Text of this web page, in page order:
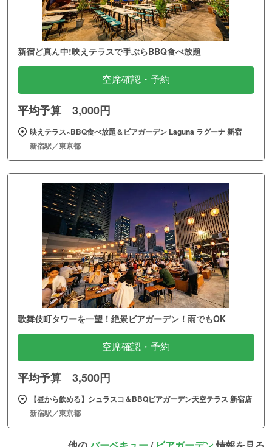
新宿ど真ん中!映えテラスで手ぶらBBQ食べ放題
空席確認・予約
平均予算 3,000円
映えテラス×BBQ食べ放題＆ビアガーデン Laguna ラグーナ 新宿
新宿駅／東京都
歌舞伎町タワーを一望！絶景ビアガーデン！雨でもOK
空席確認・予約
平均予算 3,500円
【昼から飲める】シュラスコ＆BBQビアガーデン天空テラス 新宿店
新宿駅／東京都